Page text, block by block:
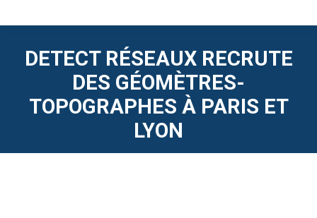
DETECT RÉSEAUX RECRUTE
DES GÉOMÈTRES-
TOPOGRAPHES À PARIS ET
LYON